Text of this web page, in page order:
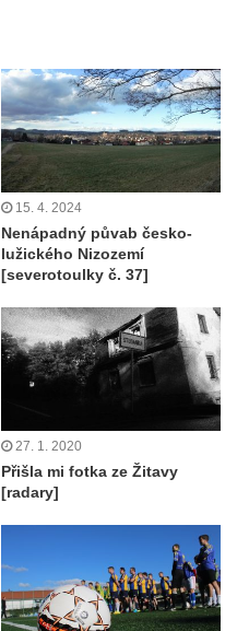
15. 4. 2024
Nenápadný půvab česko-
lužického Nizozemí
[severotoulky č. 37]
27. 1. 2020
Přišla mi fotka ze Žitavy
[radary]